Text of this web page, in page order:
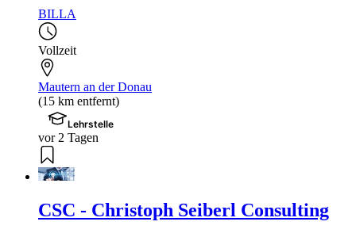
BILLA
Vollzeit
Mautern an der Donau
(15 km entfernt)
Lehrstelle
vor 2 Tagen
CSC - Christoph Seiberl Consulting